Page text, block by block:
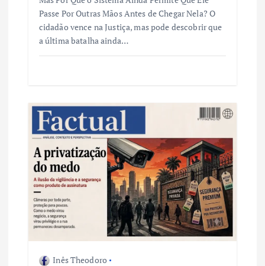
Passe Por Outras Mãos Antes de Chegar Nela? O
cidadão vence na Justiça, mas pode descobrir que
a última batalha ainda…
Inês Theodoro